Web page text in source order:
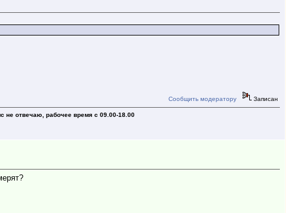
Сообщить модератору Записан
не отвечаю, рабочее время с 09.00-18.00